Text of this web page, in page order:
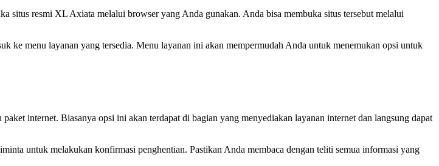
situs resmi XL Axiata melalui browser yang Anda gunakan. Anda bisa membuka situs tersebut melalui
ke menu layanan yang tersedia. Menu layanan ini akan mempermudah Anda untuk menemukan opsi untuk
internet. Biasanya opsi ini akan terdapat di bagian yang menyediakan layanan internet dan langsung dapat
untuk melakukan konfirmasi penghentian. Pastikan Anda membaca dengan teliti semua informasi yang